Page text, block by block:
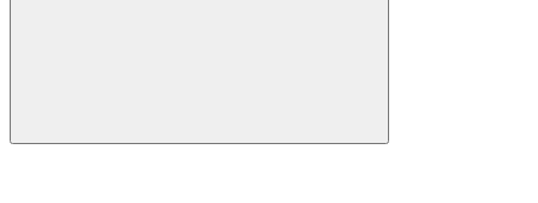
Compartilhar